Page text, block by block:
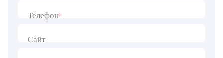
Телефон*
Сайт